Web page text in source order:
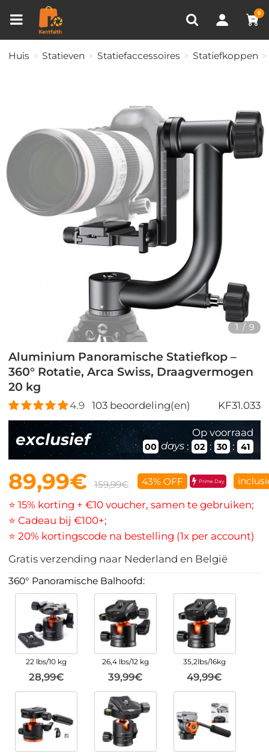
0
RECENT BEKEKEN
Huis Statieven Statiefaccessoires Statiefkoppen
1 / 9
Aluminium Panoramische Statiefkop –
360° Rotatie, Arca Swiss, Draagvermogen
20 kg
4.9 103beoordeling(en) KF31.033
exclusief Op voorraad
00 days : 02 : 30 : 39
89,99€ 159,99€ 43% OFF Prime Day
⭐ 15% korting + €10 voucher, samen te gebruiken;
⭐ Cadeau bij €100+;
⭐ 20% kortingscode na bestelling (1x per account)
Gratis verzending naar Nederland en België
360° Panoramische Balhoofd:
22 lbs/10 kg
28,99€
26,4 lbs/12 kg
39,99€
35,2lbs/16kg
49,99€